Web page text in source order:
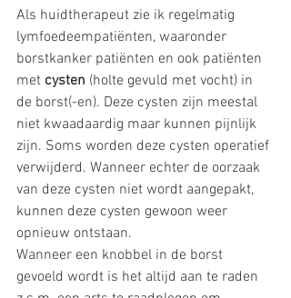
Als huidtherapeut zie ik regelmatig
lymfoedeempatiënten, waaronder
borstkanker patiënten en ook patiënten
met cysten (holte gevuld met vocht) in
de borst(-en). Deze cysten zijn meestal
niet kwaadaardig maar kunnen pijnlijk
zijn. Soms worden deze cysten operatief
verwijderd. Wanneer echter de oorzaak
van deze cysten niet wordt aangepakt,
kunnen deze cysten gewoon weer
opnieuw ontstaan.
Wanneer een knobbel in de borst
gevoeld wordt is het altijd aan te raden